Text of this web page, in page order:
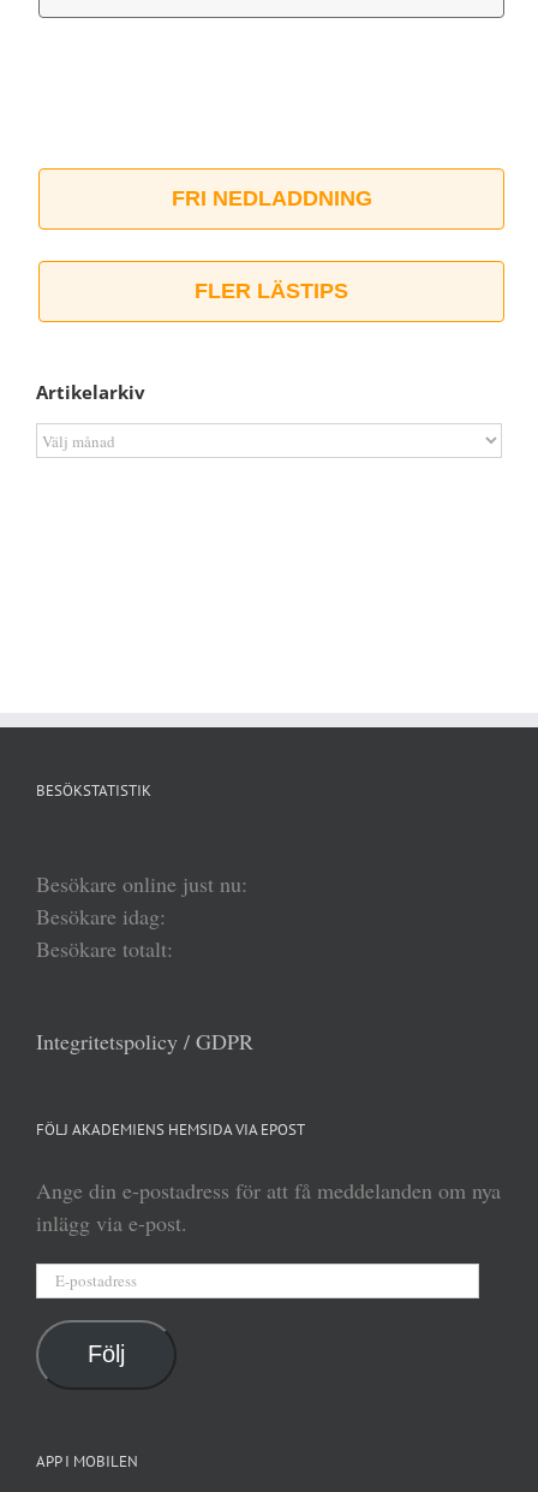
FRI NEDLADDNING
FLER LÄSTIPS
Artikelarkiv
Artikelarkiv
BESÖKSTATISTIK
Besökare online just nu:
Besökare idag:
Besökare totalt:
Integritetspolicy / GDPR
FÖLJ AKADEMIENS HEMSIDA VIA EPOST
Ange din e-postadress för att få meddelanden om nya
inlägg via e-post.
postadress
Följ
APP I MOBILEN